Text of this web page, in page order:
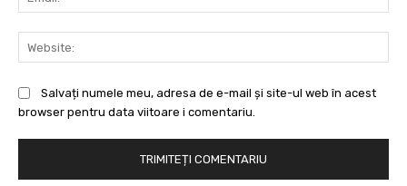
Salvați numele meu, adresa de e-mail și site-ul web în acest
browser pentru data viitoare i comentariu.